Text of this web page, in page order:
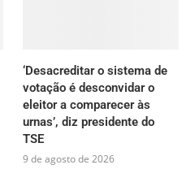
‘Desacreditar o sistema de
votação é desconvidar o
eleitor a comparecer às
urnas’, diz presidente do
TSE
9 de agosto de 2026